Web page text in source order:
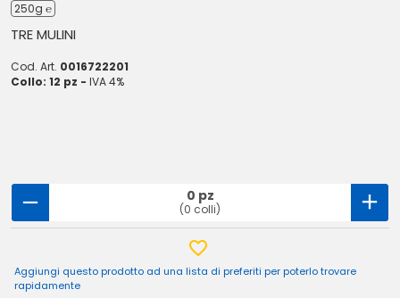
250g ℮
TRE MULINI
Cod. Art. 0016722201
Collo: 12 pz - IVA 4%
0 pz
(0 colli)
Aggiungi questo prodotto ad una lista di preferiti per poterlo trovare
rapidamente